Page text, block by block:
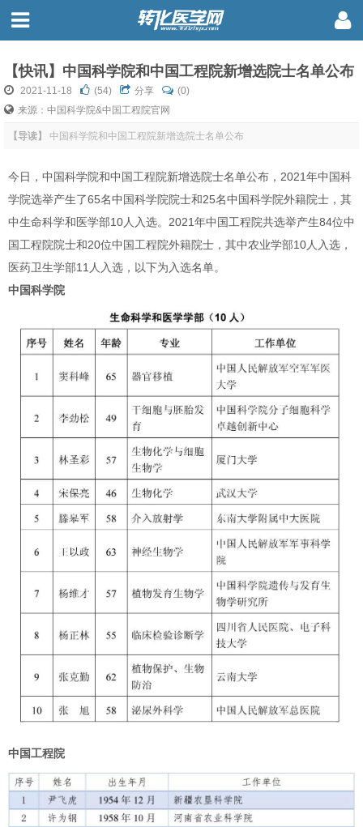
【快讯】中国科学院和中国工程院新增选院士名单公布
2021-11-18 (54) 分享
(0)
来源：中国科学院&中国工程院官网
【导读】 中国科学院和中国工程院新增选院士名单公布
今日，中国科学院和中国工程院新增选院士名单公布，2021年中国科
学院选举产生了65名中国科学院院士和25名中国科学院外籍院士，其
中生命科学和医学部10人入选。2021年中国工程院共选举产生84位中
国工程院院士和20位中国工程院外籍院士，其中农业学部10人入选，
医药卫生学部11人入选，以下为入选名单。
中国科学院
中国工程院